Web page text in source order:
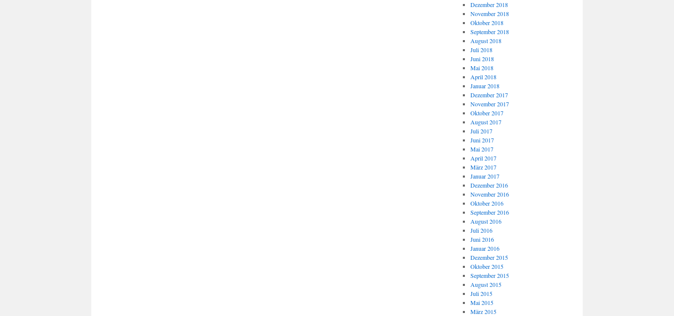
Dezember 2018
November 2018
Oktober 2018
September 2018
August 2018
Juli 2018
Juni 2018
Mai 2018
April 2018
Januar 2018
Dezember 2017
November 2017
Oktober 2017
August 2017
Juli 2017
Juni 2017
Mai 2017
April 2017
März 2017
Januar 2017
Dezember 2016
November 2016
Oktober 2016
September 2016
August 2016
Juli 2016
Juni 2016
Januar 2016
Dezember 2015
Oktober 2015
September 2015
August 2015
Juli 2015
Mai 2015
März 2015